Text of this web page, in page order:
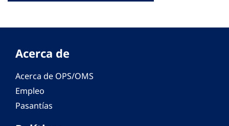
Acerca de
Acerca de OPS/OMS
Empleo
Pasantías